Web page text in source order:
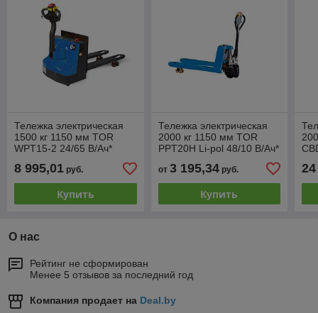
Тележка электрическая
1500 кг 1150 мм TOR
WPT15-2 24/65 В/Ач*
8 995,01 руб.
Купить
Тележка электрическая
2000 кг 1150 мм TOR
PPT20H Li-pol 48/10 В/Ач*
от 3 195,34руб.
Купить
О нас
Рейтинг не сформирован
Менее 5 отзывов за последний год
Компания продает на Deal.by